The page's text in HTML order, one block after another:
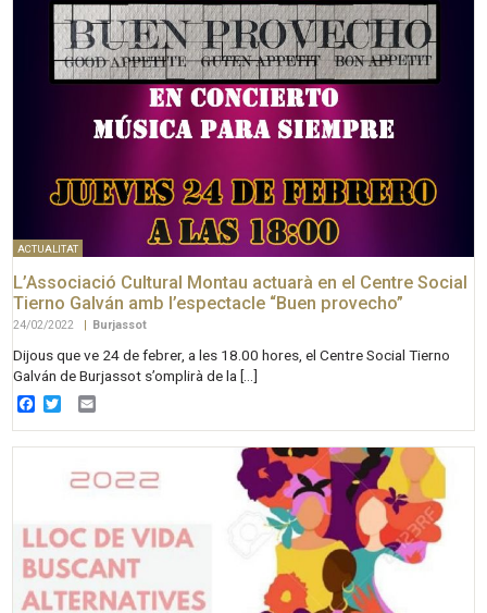
ACTUALITAT
L’Associació Cultural Montau actuarà en el Centre Social
Tierno Galván amb l’espectacle “Buen provecho”
24/02/2022 Burjassot
Dijous que ve 24 de febrer, a les 18.00 hores, el Centre Social Tierno
Galván de Burjassot s’omplirà de la […]
Facebook
Twitter